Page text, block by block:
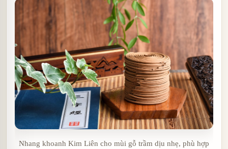
Nhang khoanh Kim Liên cho mùi gỗ trầm dịu nhẹ, phù hợp